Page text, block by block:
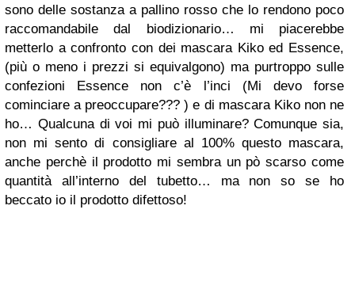
sono delle sostanza a pallino rosso che lo rendono poco
raccomandabile dal biodizionario… mi piacerebbe
metterlo a confronto con dei mascara Kiko ed Essence,
(più o meno i prezzi si equivalgono) ma purtroppo sulle
confezioni Essence non c’è l’inci (Mi devo forse
cominciare a preoccupare??? ) e di mascara Kiko non ne
ho… Qualcuna di voi mi può illuminare? Comunque sia,
non mi sento di consigliare al 100% questo mascara,
anche perchè il prodotto mi sembra un pò scarso come
quantità all’interno del tubetto… ma non so se ho
beccato io il prodotto difettoso!